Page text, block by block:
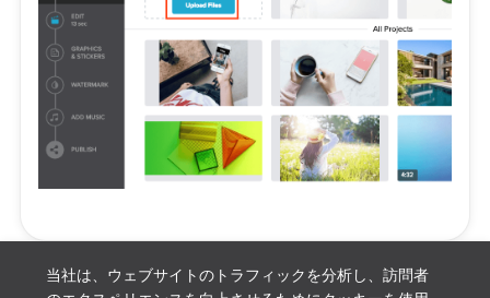
当社は、ウェブサイトのトラフィックを分析し、訪問者